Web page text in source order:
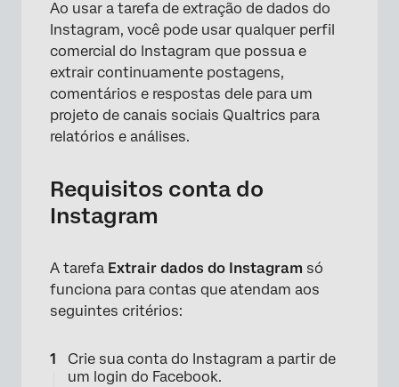
Ao usar a tarefa de extração de dados do
Instagram, você pode usar qualquer perfil
comercial do Instagram que possua e
extrair continuamente postagens,
comentários e respostas dele para um
projeto de canais sociais Qualtrics para
relatórios e análises.
Requisitos conta do
Instagram
A tarefa Extrair dados do Instagram só
funciona para contas que atendam aos
seguintes critérios:
Crie sua conta do Instagram a partir de
um login do Facebook.